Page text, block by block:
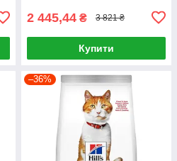
2 445,44 ₴ 3 821 ₴
Купити
–36%